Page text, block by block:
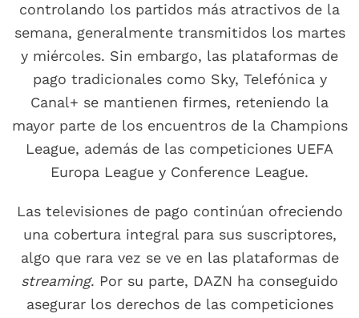
controlando los partidos más atractivos de la
semana, generalmente transmitidos los martes
y miércoles. Sin embargo, las plataformas de
pago tradicionales como Sky, Telefónica y
Canal+ se mantienen firmes, reteniendo la
mayor parte de los encuentros de la Champions
League, además de las competiciones UEFA
Europa League y Conference League.
Las televisiones de pago continúan ofreciendo
una cobertura integral para sus suscriptores,
algo que rara vez se ve en las plataformas de
streaming. Por su parte, DAZN ha conseguido
asegurar los derechos de las competiciones